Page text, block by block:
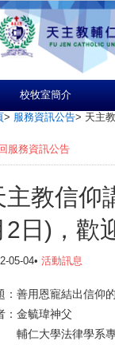
校牧室簡介
> 服務資訊公告> 天主
回服務資訊公告
主教信仰
2日)，歡
05-04• 活動訊息
：善用恩寵結出信仰
：金毓瑋神父
仁大學法律學系